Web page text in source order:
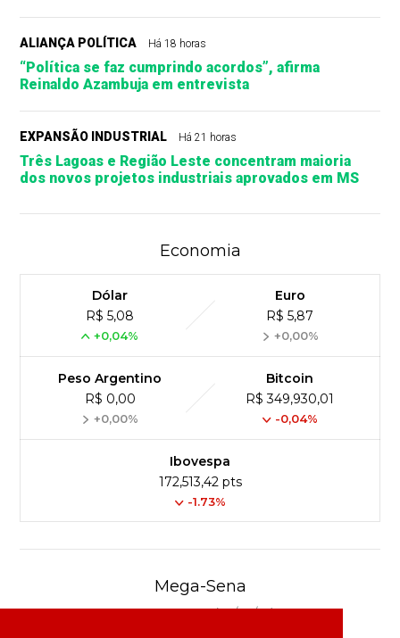
ALIANÇA POLÍTICA Há 18 horas
“Política se faz cumprindo acordos”, afirma
Reinaldo Azambuja em entrevista
EXPANSÃO INDUSTRIAL Há 21 horas
Três Lagoas e Região Leste concentram maioria
dos novos projetos industriais aprovados em MS
Economia
Dólar
R$ 5,08
+0,04%
Euro
R$ 5,87
+0,00%
Peso Argentino
R$ 0,00
+0,00%
Bitcoin
R$ 349,930,01
-0,04%
Ibovespa
172,513,42 pts
-1.73%
Mega-Sena
Concurso 3041 (06/08/26)